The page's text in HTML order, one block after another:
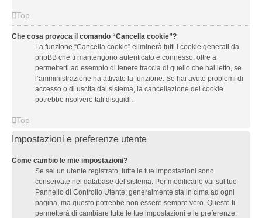
Top
Che cosa provoca il comando “Cancella cookie”?
La funzione “Cancella cookie” eliminerà tutti i cookie generati da
phpBB che ti mantengono autenticato e connesso, oltre a
permetterti ad esempio di tenere traccia di quello che hai letto, se
l’amministrazione ha attivato la funzione. Se hai avuto problemi di
accesso o di uscita dal sistema, la cancellazione dei cookie
potrebbe risolvere tali disguidi.
Top
Impostazioni e preferenze utente
Come cambio le mie impostazioni?
Se sei un utente registrato, tutte le tue impostazioni sono
conservate nel database del sistema. Per modificarle vai sul tuo
Pannello di Controllo Utente; generalmente sta in cima ad ogni
pagina, ma questo potrebbe non essere sempre vero. Questo ti
permetterà di cambiare tutte le tue impostazioni e le preferenze.